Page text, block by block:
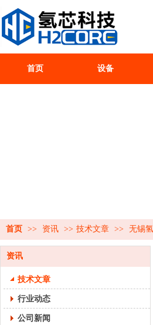
首页 设备
首页 >> 资讯 >> 技术文章 >> 无锡
资讯
技术文章
行业动态
公司新闻